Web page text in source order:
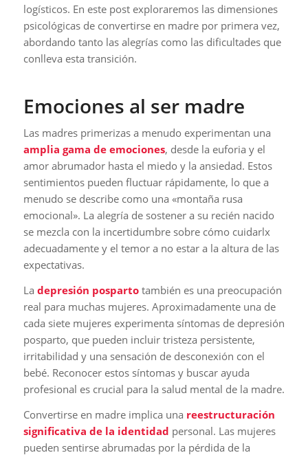
logísticos. En este post exploraremos las dimensiones
psicológicas de convertirse en madre por primera vez,
abordando tanto las alegrías como las dificultades que
conlleva esta transición.
Emociones al ser madre
Las madres primerizas a menudo experimentan una
amplia gama de emociones, desde la euforia y el
amor abrumador hasta el miedo y la ansiedad. Estos
sentimientos pueden fluctuar rápidamente, lo que a
menudo se describe como una «montaña rusa
emocional». La alegría de sostener a su recién nacido
se mezcla con la incertidumbre sobre cómo cuidarlx
adecuadamente y el temor a no estar a la altura de las
expectativas.
La depresión pospartotambién es una preocupación
real para muchas mujeres. Aproximadamente una de
cada siete mujeres experimenta síntomas de depresión
posparto, que pueden incluir tristeza persistente,
irritabilidad y una sensación de desconexión con el
bebé. Reconocer estos síntomas y buscar ayuda
profesional es crucial para la salud mental de la madre.
Convertirse en madre implica una reestructuración
significativa de la identidad personal. Las mujeres
pueden sentirse abrumadas por la pérdida de la